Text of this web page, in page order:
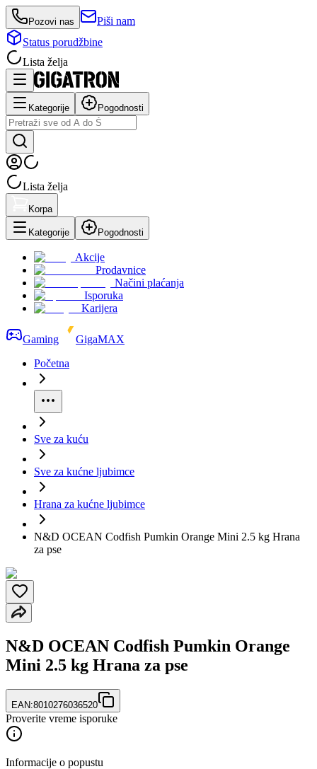
Pozovi nas
Piši nam
Status porudžbine
Lista želja
Kategorije Pogodnosti
Lista želja
Korpa
Kategorije Pogodnosti
Akcije
Prodavnice
Načini plaćanja
Isporuka
Karijera
Gaming
GigaMAX
Početna
Sve za kuću
Sve za kućne ljubimce
Hrana za kućne ljubimce
N&D OCEAN Codfish Pumkin Orange Mini 2.5 kg Hrana
za pse
N&D OCEAN Codfish Pumkin Orange
Mini 2.5 kg Hrana za pse
EAN:8010276036520
Proverite vreme isporuke
Informacije o popustu